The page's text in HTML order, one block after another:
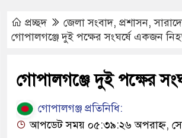
প্রচ্ছদ জেলা সংবাদ, প্রশাসন,
গোপালগঞ্জে দুই পক্ষের সংঘর্ষে একজন
গোপালগঞ্জে দুই পক্ষের
গোপালগঞ্জ প্রতিনিধি:
আপডেট সময় ০৫:৩৯:২৬ অপরাহ্ন,